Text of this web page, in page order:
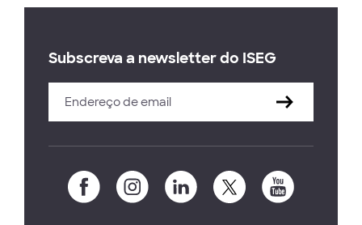
Subscreva a newsletter do ISEG